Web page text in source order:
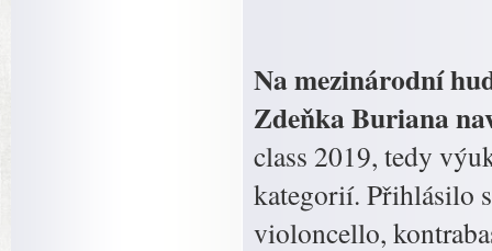
Na mezinárodní
Zdeňka Buriana
class 2019, tedy
kategorií. Přihlásilo
violoncello,